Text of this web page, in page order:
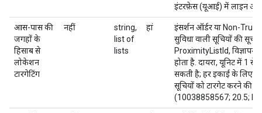
इंटरफ़ेस (यूआई) में लाइन
आस-पास की
जगहों के
हिसाब से
लोकेशन
टारगेटिंग
नहीं
string,
list of
lists
हां
इंसर्शन ऑर्डर या Non-
सुविधा वाली सूचियों की
ProximityListId,
होता है. दायरा, यूनिट में 1 से
सकती है; हर इकाई के लिए,
सूचियों को टारगेट करने की
(10038858567; 20.5;